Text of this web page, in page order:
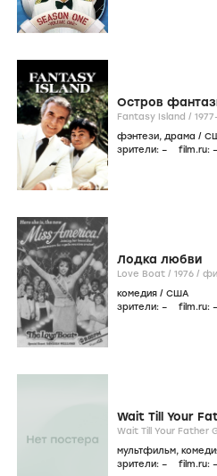
Остров
Fantasy Island /
фэнтези, драма /
зрители: – film.ru: –
Лодка любви
Love Boat / 1976 /
комедия / США
зрители: – film.ru: –
Wait Till Your
мультфильм,
зрители: – film.ru: –